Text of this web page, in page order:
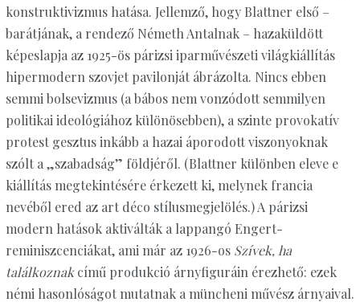
konstruktivizmus hatása. Jellemző, hogy Blattner első –
barátjának, a rendező Németh Antalnak – hazaküldött
képeslapja az 1925-ös párizsi iparművészeti világkiállítás
hipermodern szovjet pavilonját ábrázolta. Nincs ebben
semmi bolsevizmus (a bábos nem vonzódott semmilyen
politikai ideológiához különösebben), a szinte provokatív
protest gesztus inkább a hazai áporodott viszonyoknak
szólt a „szabadság” földjéről. (Blattner különben eleve e
kiállítás megtekintésére érkezett ki, melynek francia
nevéből ered az art déco stílusmegjelölés.) A párizsi
modern hatások aktiválták a lappangó Engert-
reminiszcenciákat, ami már az 1926-os Szívek, ha
találkoznakcímű produkció árnyfiguráin érezhető: ezek
némi hasonlóságot mutatnak a müncheni művész árnyaival.